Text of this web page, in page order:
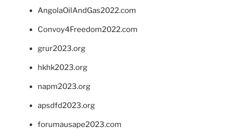
AngolaOilAndGas2022.com
Convoy4Freedom2022.com
grur2023.org
hkhk2023.org
napm2023.org
apsdfd2023.org
forumausape2023.com